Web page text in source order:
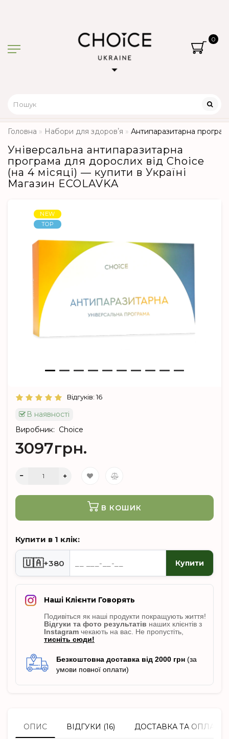
0
Головна Набори для здоровʼя Антипаразитарна
Універсальна антипаразитарна
програма для дорослих від Choice
(на 4 місяці) — купити в Україні
Магазин ECOLAVKA
NEW
TOP
Відгуків: 16
В наявності
Виробник: Choice
3097грн.
В КОШИК
Купити в 1 клік:
🇺🇦+380 Купити
Наші Клієнти Говорять
Подивіться як наші продукти покращують життя!
Відгуки та фото результатів наших клієнтів з
Instagram чекають на вас. Не пропустіть,
тисніть сюди!
Безкоштовна доставка від 2000 грн (за
умови повної оплати)
ОПИС ВІДГУКИ (16) ДОСТАВКА ТА ОПЛАТА